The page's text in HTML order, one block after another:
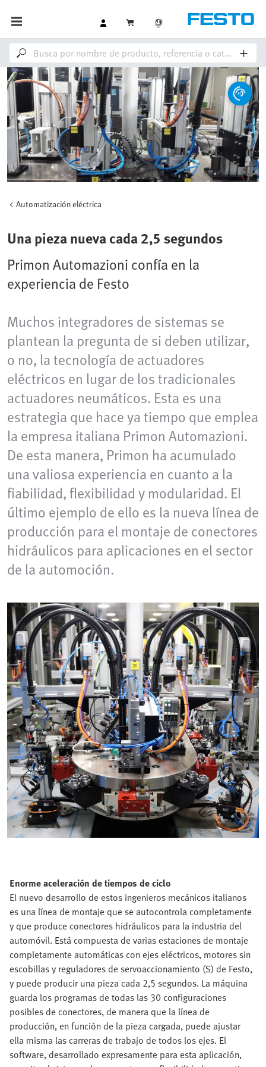
Automatización eléctrica
Una pieza nueva cada 2,5 segundos
Primon Automazioni confía en la
experiencia de Festo
Muchos integradores de sistemas se
plantean la pregunta de si deben utilizar,
o no, la tecnología de actuadores
eléctricos en lugar de los tradicionales
actuadores neumáticos. Esta es una
estrategia que hace ya tiempo que emplea
la empresa italiana Primon Automazioni.
De esta manera, Primon ha acumulado
una valiosa experiencia en cuanto a la
fiabilidad, flexibilidad y modularidad. El
último ejemplo de ello es la nueva línea de
producción para el montaje de conectores
hidráulicos para aplicaciones en el sector
de la automoción.
Enorme aceleración de tiempos de ciclo
El nuevo desarrollo de estos ingenieros mecánicos italianos
es una línea de montaje que se autocontrola completamente
y que produce conectores hidráulicos para la industria del
automóvil. Está compuesta de varias estaciones de montaje
completamente automáticas con ejes eléctricos, motores sin
escobillas y reguladores de servoaccionamiento (S) de Festo,
y puede producir una pieza cada 2,5 segundos. La máquina
guarda los programas de todas las 30 configuraciones
posibles de conectores, de manera que la línea de
producción, en función de la pieza cargada, puede ajustar
ella misma las carreras de trabajo de todos los ejes. El
software, desarrollado expresamente para esta aplicación,